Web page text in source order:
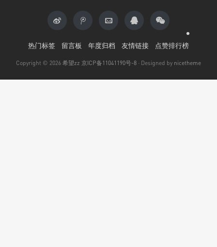
热门标签 留言板 年度归档 友情链接 点赞排行榜
Copyright © 2026 希望zz 京ICP备11041190号-8 · Designed by nicetheme
•